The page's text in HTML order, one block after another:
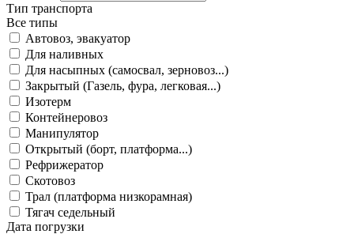
Тип транспорта
Все типы
Автовоз, эвакуатор
Для наливных
Для насыпных (самосвал, зерновоз...)
Закрытый (Газель, фура, легковая...)
Изотерм
Контейнеровоз
Манипулятор
Открытый (борт, платформа...)
Рефрижератор
Скотовоз
Трал (платформа низкорамная)
Тягач седельный
Дата погрузки